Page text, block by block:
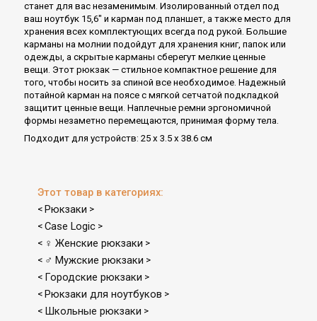
станет для вас незаменимым. Изолированный отдел под
ваш ноутбук 15,6" и карман под планшет, а также место для
хранения всех комплектующих всегда под рукой. Большие
карманы на молнии подойдут для хранения книг, папок или
одежды, а скрытые карманы сберегут мелкие ценные
вещи. Этот рюкзак — стильное компактное решение для
того, чтобы носить за спиной все необходимое. Надежный
потайной карман на поясе с мягкой сетчатой подкладкой
защитит ценные вещи. Наплечные ремни эргономичной
формы незаметно перемещаются, принимая форму тела.
Подходит для устройств: 25 x 3.5 x 38.6 cм
Этот товар в категориях:
< Рюкзаки >
< Case Logic>
< ♀ Женские рюкзаки >
< ♂ Мужские рюкзаки >
< Городские рюкзаки >
< Рюкзаки для ноутбуков >
< Школьные рюкзаки >